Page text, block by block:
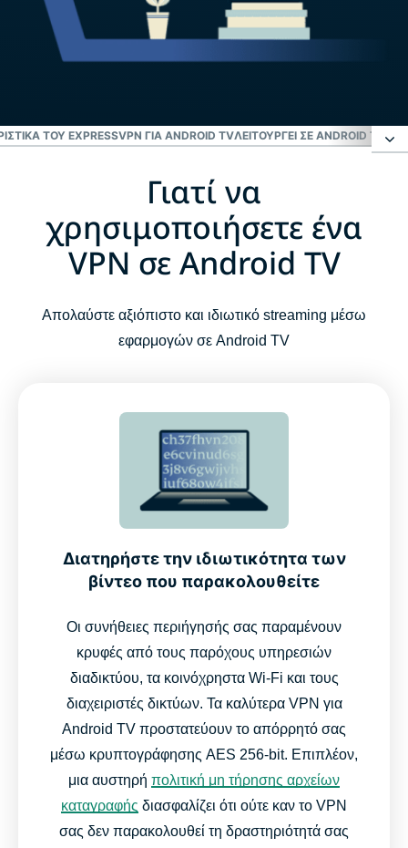
ΤΟΥ EXPRESSVPN ΓΙΑ ANDROID TVΛΕΙΤΟΥΡΓΕΊ ΣΕ ANDROID TV
Γιατί να χρησιμοποιήσετε ένα VPN σε Android
Πώς να εγκαταστήσετε το ExpressVPN σε Android TV
Τι πρέπει να προσέξετε όταν επιλέγετε ένα VPN για
Βασικά χαρακτηριστικά του ExpressVPN για Android
Λειτουργεί σε Android TV Box και άλλες συσκευές
Γιατί να επιλέξετε το ExpressVPN αντί άλλων VPN
Τι λέει ο κόσμος για το ExpressVPN
Συχνές ερωτήσεις
Δοκιμάστε το ExpressVPN χωρίς κανένα ρίσκο στο
Android TV σας σήμερα
Γιατί να
χρησιμοποιήσετε ένα
VPN σε Android TV
Απολαύστε αξιόπιστο και ιδιωτικό streaming μέσω
εφαρμογών σε Android TV
Διατηρήστε την ιδιωτικότητα των
βίντεο που παρακολουθείτε
Οι συνήθειες περιήγησής σας παραμένουν
κρυφές από τους παρόχους υπηρεσιών
διαδικτύου, τα κοινόχρηστα Wi-Fi και τους
διαχειριστές δικτύων. Τα καλύτερα VPN για
Android TV προστατεύουν το απόρρητό σας
μέσω κρυπτογράφησης AES 256-bit. Επιπλέον,
μια αυστηρή πολιτική μη τήρησης αρχείων
καταγραφής διασφαλίζει ότι ούτε καν το VPN
σας δεν παρακολουθεί τη δραστηριότητά σας